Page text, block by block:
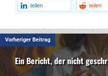
teilen teilen
Vorheriger Beitrag
Ein Bericht, der nicht